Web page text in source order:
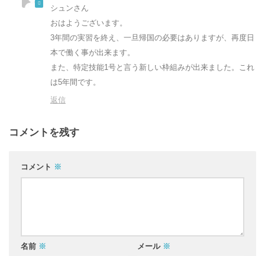
シュンさん
おはようございます。
3年間の実習を終え、一旦帰国の必要はありますが、再度日
本で働く事が出来ます。
また、特定技能1号と言う新しい枠組みが出来ました。これ
は5年間です。
返信
コメントを残す
コメント ※
名前 ※ メール ※